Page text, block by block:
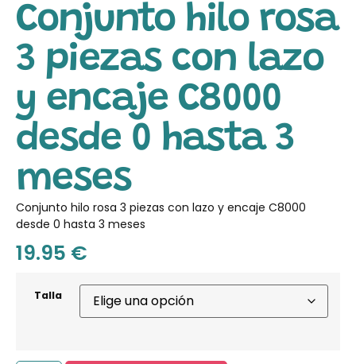
Conjunto hilo rosa
3 piezas con lazo
y encaje C8000
desde 0 hasta 3
meses
Conjunto hilo rosa 3 piezas con lazo y encaje C8000
desde 0 hasta 3 meses
19.95 €
Talla